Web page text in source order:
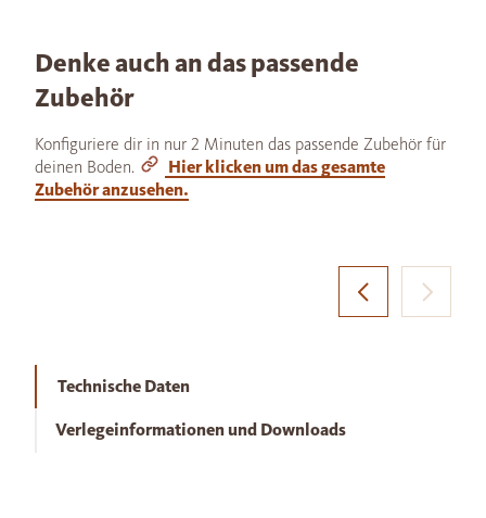
Denke auch an das passende
Zubehör
Konfiguriere dir in nur 2 Minuten das passende Zubehör für
deinen Boden.
Hier klicken um das gesamte
Zubehör anzusehen.
Technische Daten
Verlegeinformationen und Downloads